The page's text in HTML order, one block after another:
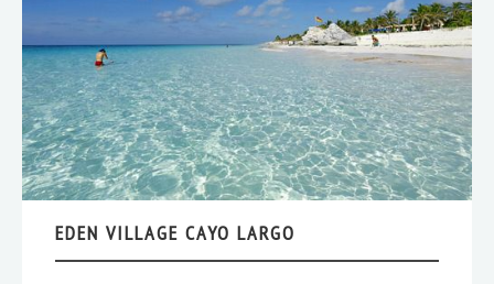
EDEN VILLAGE CAYO LARGO